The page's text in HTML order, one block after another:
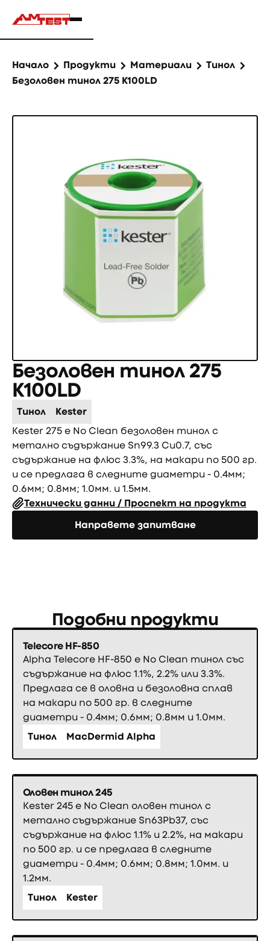
Начало Продукти Материали
Тинол
Безоловен тинол 275 К100LD
Безоловен тинол 275
К100LD
Тинол
Kester
Kester 275 е No Clean безоловен тинол с
метално съдържание Sn99.3 Cu0.7, със
съдържание на флюс 3.3%, на макари по 500 гр.
и се предлага в следните диаметри - 0.4мм;
0.6мм; 0.8мм; 1.0мм. и 1.5мм.
Технически данни / Проспект на продукта
Направете запитване
Направете запитване
Подобни продукти
Telecore HF-850
Alpha Telecore HF-850 е No Clean тинол със
съдържание на флюс 1.1%, 2.2% или 3.3%.
Предлага се в оловна и безоловна сплав
на макари по 500 гр. в следните
диаметри - 0.4мм; 0.6мм; 0.8мм и 1.0мм.
Тинол
MacDermid Alpha
Оловен тинол 245
Kester 245 е No Clean оловен тинол с
метално съдържание Sn63Pb37, със
съдържание на флюс 1.1% и 2.2%, на макари
по 500 гр. и се предлага в следните
диаметри - 0.4мм; 0.6мм; 0.8мм; 1.0мм. и
1.2мм.
Тинол
Kester